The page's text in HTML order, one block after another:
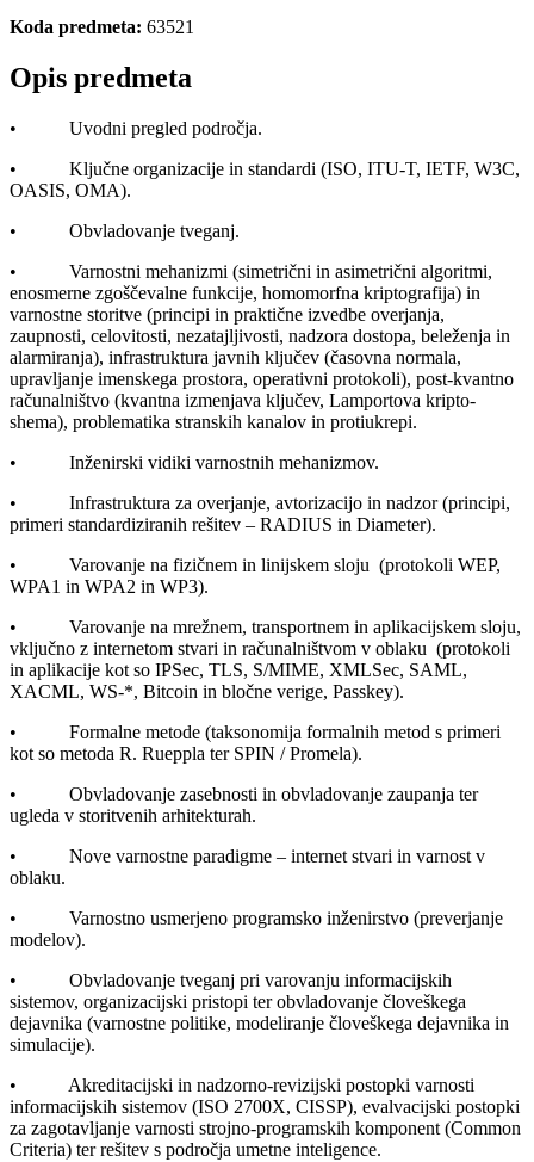
Koda predmeta: 63521
Opis predmeta
• Uvodni pregled področja.
• Ključne organizacije in standardi (ISO, ITU-T, IETF, W3C,
OASIS, OMA).
• Obvladovanje tveganj.
• Varnostni mehanizmi (simetrični in asimetrični algoritmi,
enosmerne zgoščevalne funkcije, homomorfna kriptografija) in
varnostne storitve (principi in praktične izvedbe overjanja,
zaupnosti, celovitosti, nezatajljivosti, nadzora dostopa, beleženja in
alarmiranja), infrastruktura javnih ključev (časovna normala,
upravljanje imenskega prostora, operativni protokoli), post-kvantno
računalništvo (kvantna izmenjava ključev, Lamportova kripto-
shema), problematika stranskih kanalov in protiukrepi.
• Inženirski vidiki varnostnih mehanizmov.
• Infrastruktura za overjanje, avtorizacijo in nadzor (principi,
primeri standardiziranih rešitev – RADIUS in Diameter).
• Varovanje na fizičnem in linijskem sloju (protokoli WEP,
WPA1 in WPA2 in WP3).
• Varovanje na mrežnem, transportnem in aplikacijskem sloju,
vključno z internetom stvari in računalništvom v oblaku (protokoli
in aplikacije kot so IPSec, TLS, S/MIME, XMLSec, SAML,
XACML, WS-*, Bitcoin in bločne verige, Passkey).
• Formalne metode (taksonomija formalnih metod s primeri
kot so metoda R. Rueppla ter SPIN / Promela).
• Obvladovanje zasebnosti in obvladovanje zaupanja ter
ugleda v storitvenih arhitekturah.
• Nove varnostne paradigme – internet stvari in varnost v
oblaku.
• Varnostno usmerjeno programsko inženirstvo (preverjanje
modelov).
• Obvladovanje tveganj pri varovanju informacijskih
sistemov, organizacijski pristopi ter obvladovanje človeškega
dejavnika (varnostne politike, modeliranje človeškega dejavnika in
simulacije).
• Akreditacijski in nadzorno-revizijski postopki varnosti
informacijskih sistemov (ISO 2700X, CISSP), evalvacijski postopki
za zagotavljanje varnosti strojno-programskih komponent (Common
Criteria) ter rešitev s področja umetne inteligence.